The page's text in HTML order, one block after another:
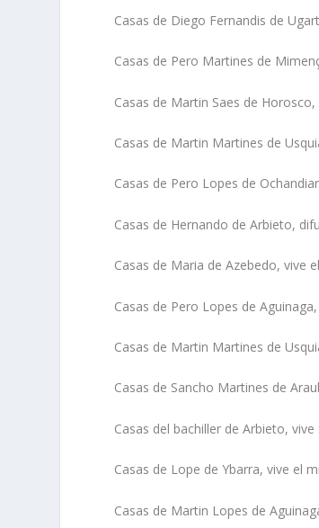
Casas de Diego Fernandis de
Casas de Pero Martines de
Casas de Martin Saes de
Casas de Martin Martines de
Casas de Pero Lopes de
Casas de Hernando de Arbieto,
Casas de Maria de Azebedo, vive
Casas de Pero Lopes de
Casas de Martin Martines de
Casas de Sancho Martines de
Casas del bachiller de Arbieto,
Casas de Lope de Ybarra, vive el
Casas de Martin Lopes de